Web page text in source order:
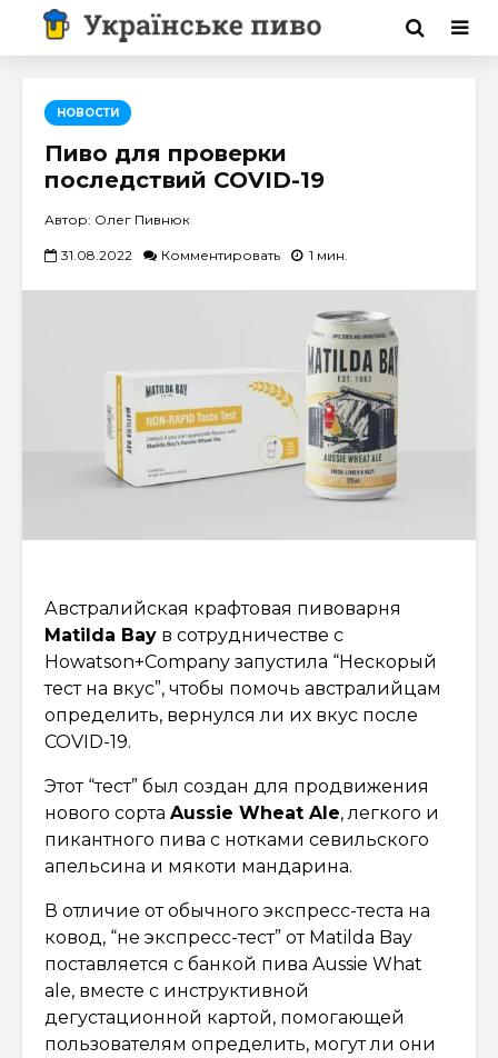
НОВОСТИ
Пиво для проверки
последствий COVID-19
Автор: Олег Пивнюк
31.08.2022 Комментировать 1 мин.
Австралийская крафтовая пивоварня
Matilda Bay в сотрудничестве с
Howatson+Company запустила “Нескорый
тест на вкус”, чтобы помочь австралийцам
определить, вернулся ли их вкус после
COVID-19.
Этот “тест” был создан для продвижения
нового сорта Aussie Wheat Ale, легкого и
пикантного пива с нотками севильского
апельсина и мякоти мандарина.
В отличие от обычного экспресс-теста на
ковод, “не экспресс-тест” от Matilda Bay
поставляется с банкой пива Aussie What
ale, вместе с инструктивной
дегустационной картой, помогающей
пользователям определить, могут ли они